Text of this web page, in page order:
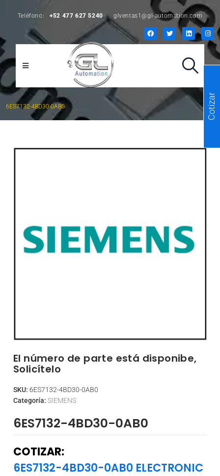
Teléfono: +52 477 627 5240 glventas1@gl-automation.com
6ES7132-4BD30-0AB0
El número de parte está disponibe,
Solicítelo
SKU: 6ES7132-4BD30-0AB0
Categoría: SIEMENS
6ES7132-4BD30-0AB0
COTIZAR:
6ES7132-4BD30-0AB0 ELECTRONIC
Cotizar